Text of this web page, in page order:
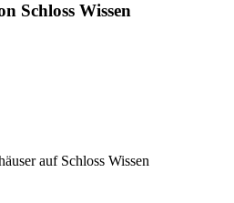
Schloss Wissen